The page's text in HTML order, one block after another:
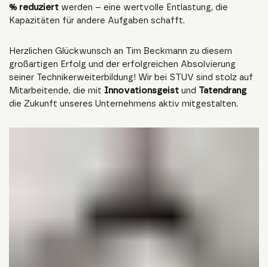
% reduziert werden – eine wertvolle Entlastung, die
Kapazitäten für andere Aufgaben schafft.
Herzlichen Glückwunsch an Tim Beckmann zu diesem
großartigen Erfolg und der erfolgreichen Absolvierung
seiner Technikerweiterbildung! Wir bei STUV sind stolz auf
Mitarbeitende, die mit Innovationsgeistund Tatendrang
die Zukunft unseres Unternehmens aktiv mitgestalten.